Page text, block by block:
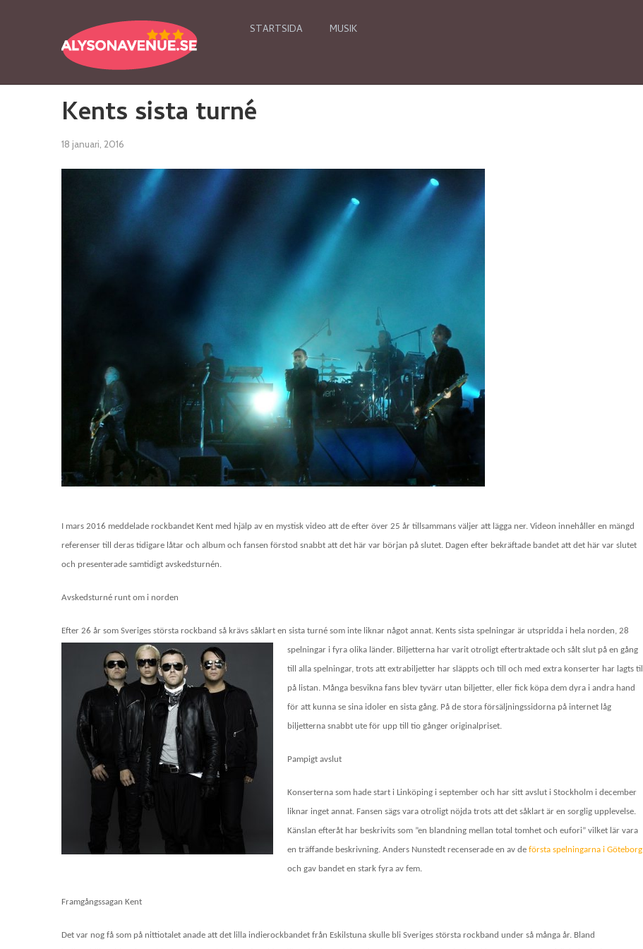
STARTSIDA MUSIK
Kents sista turné
18 januari, 2016
I mars 2016 meddelade rockbandet Kent med hjälp av en mystisk video att de efter över 25 år tillsammans väljer att lägga ner. Videon innehåller en mängd
referenser till deras tidigare låtar och album och fansen förstod snabbt att det här var början på slutet. Dagen efter bekräftade bandet att det här var slutet
och presenterade samtidigt avskedsturnén.
Avskedsturné runt om i norden
Efter 26 år som Sveriges största rockband så krävs såklart en sista turné som inte liknar något annat. Kents sista spelningar är utspridda i hela norden, 28
spelningar i fyra olika länder. Biljetterna har varit otroligt eftertraktadeoch sålt slut på en gång
till alla spelningar, trots att extrabiljetter har släppts och till och med extra konserter har lagts till
på listan. Många besvikna fans blev tyvärr utan biljetter, eller fick köpa dem dyra i andra hand
för att kunna se sina idoler en sista gång. På de stora försäljningssidorna på internet låg
biljetterna snabbt ute för upp till tio gånger originalpriset.
Pampigt avslut
Konserterna som hade start i Linköping i september och har sitt avslut i Stockholm i december
liknar inget annat. Fansen sägs vara otroligt nöjda trots att det såklart är en sorglig upplevelse.
Känslan efteråt har beskrivits som ”en blandning mellan total tomhet och eufori” vilket lär vara
en träffande beskrivning. Anders Nunstedt recenserade en av deförsta spelningarna i Göteborg
och gav bandet en stark fyra av fem.
Framgångssagan Kent
Det var nog få som på nittiotalet anade att det lilla indierockbandet från Eskilstuna skulle bli Sveriges största rockband under så många år. Bland